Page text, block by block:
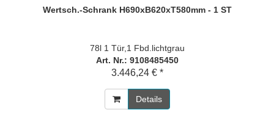
Wertsch.-Schrank H690xB620xT580mm - 1 ST
78l 1 Tür,1 Fbd.lichtgrau
Art. Nr.: 9108485450
3.446,24 € *
Details